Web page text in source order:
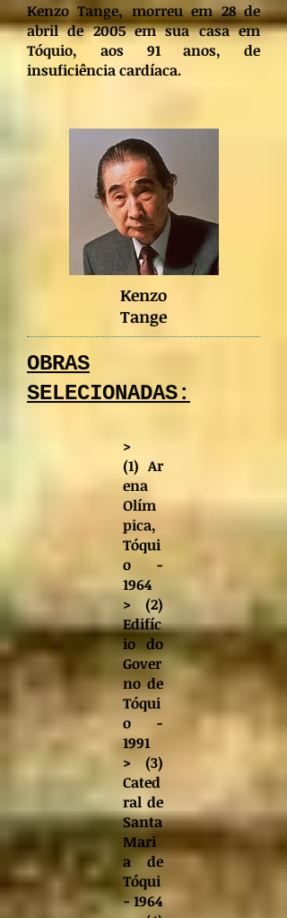
Kenzo Tange, morreu em 28 de
abril de 2005 em sua casa em
Tóquio, aos 91 anos, de
insuficiência cardíaca.
Kenzo
Tange
OBRAS
SELECIONADAS:
>
(1)Ar
ena
Olím
pica,
Tóqui
o -
1964
> (2)
Edifíc
io do
Gover
no de
Tóqui
o -
1991
> (3)
Cated
ral de
Santa
Mari
a de
Tóqui
- 1964